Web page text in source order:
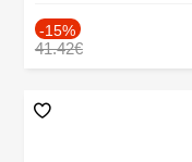
-15%
41.42€